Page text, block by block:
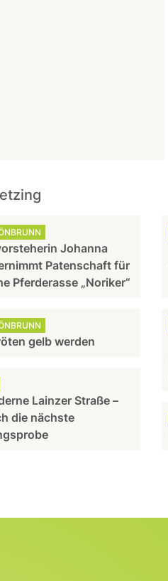
Johanna
Patenschaft für
Pferderasse „Noriker“
gelb werden
Lainzer Straße –
die nächste